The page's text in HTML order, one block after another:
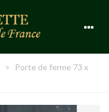
>
Porte de ferme 73 x